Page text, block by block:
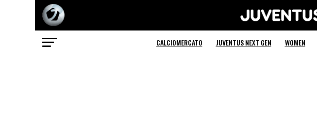
CALCIOMERCATO JUVENTUS NEXT GEN WOMEN